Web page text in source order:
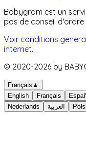
Babygram est un
pas de conseil d'ordre
Voir conditions
internet.
© 2020-2026 by
Français ▲
English
Français
Nederlands
العربية